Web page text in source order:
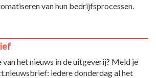
van hun bedrijfsprocessen.
het nieuws in de uitgeverij? Meld je
iedere donderdag al het